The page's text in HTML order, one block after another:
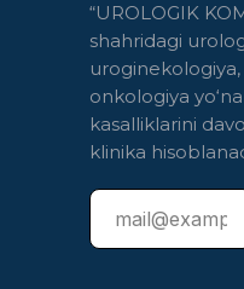
“UROLOGIK
shahridagi
onkologiya
kasalliklarini
klinika